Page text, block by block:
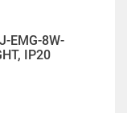
8W-
IP20